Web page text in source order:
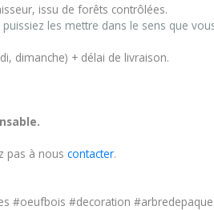
issu de forêts contrôlées.
les mettre dans le sens que
dimanche) + délai de livraison.
pas à nous contacter.
#oeufbois #decoration